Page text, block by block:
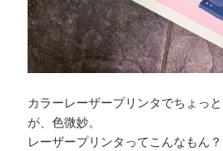
カラーレーザープリンタでちょっ
が、色微妙。
レーザープリンタってこんなもん？